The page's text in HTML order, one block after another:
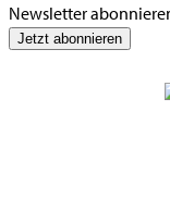
Newsletter